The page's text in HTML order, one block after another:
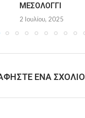
ΜΕΣΟΛΌΓΓΙ
2 Ιουλίου, 2025
ΈΝΑ ΣΧΌΛΙΟ